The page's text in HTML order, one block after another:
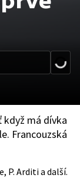
když má dívka
Francouzská
P. Arditi a další.